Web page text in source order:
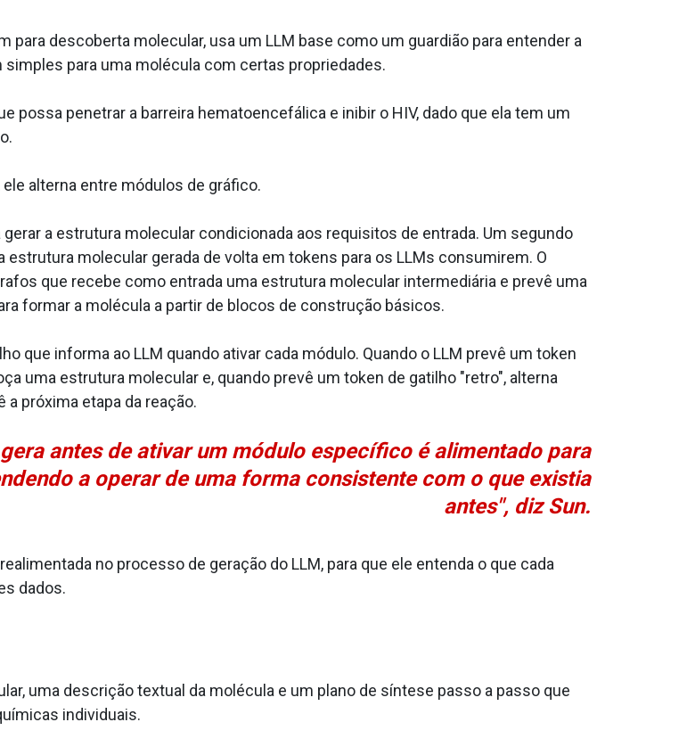
para descoberta molecular, usa um LLM base como um guardião para entender a
para uma molécula com certas propriedades.
possa penetrar a barreira hematoencefálica e inibir o HIV, dado que ela tem um
alterna entre módulos de gráfico.
a estrutura molecular condicionada aos requisitos de entrada. Um segundo
molecular gerada de volta em tokens para os LLMs consumirem. O
que recebe como entrada uma estrutura molecular intermediária e prevê uma
formar a molécula a partir de blocos de construção básicos.
que informa ao LLM quando ativar cada módulo. Quando o LLM prevê um token
uma estrutura molecular e, quando prevê um token de gatilho "retro", alterna
próxima etapa da reação.
antes de ativar um módulo específico é alimentado para
a operar de uma forma consistente com o que existia
antes", diz Sun.
no processo de geração do LLM, para que ele entenda o que cada
dados.
uma descrição textual da molécula e um plano de síntese passo a passo que
individuais.